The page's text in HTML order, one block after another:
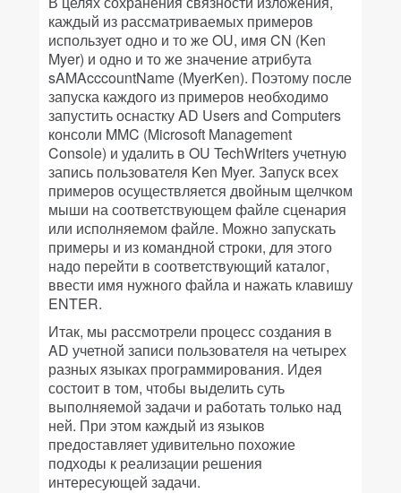
каждый из рассматриваемых примеров
использует одно и то же OU, имя CN (Ken
Myer) и одно и то же значение атрибута
sAMAcccountName (MyerKen). Поэтому после
запуска каждого из примеров необходимо
запустить оснастку AD Users and Computers
консоли MMC (Microsoft Management
Console) и удалить в OU TechWriters учетную
запись пользователя Ken Myer. Запуск всех
примеров осуществляется двойным щелчком
мыши на соответствующем файле сценария
или исполняемом файле. Можно запускать
примеры и из командной строки, для этого
надо перейти в соответствующий каталог,
ввести имя нужного файла и нажать клавишу
ENTER.
Итак, мы рассмотрели процесс создания в
AD учетной записи пользователя на четырех
разных языках программирования. Идея
состоит в том, чтобы выделить суть
выполняемой задачи и работать только над
ней. При этом каждый из языков
предоставляет удивительно похожие
подходы к реализации решения
интересующей задачи.